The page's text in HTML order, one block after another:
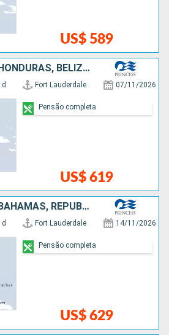
US$ 589
ESTADOS UNIDOS, HONDURAS, BELIZE, MÉXICO
d Fort Lauderdale 07/11/2026
US$ 619
Pensão completa
ESTADOS UNIDOS, BAHAMAS, REPUBLICA DOMINICANA
d Fort Lauderdale 14/11/2026
US$ 629
Pensão completa